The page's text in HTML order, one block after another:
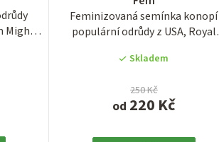
Mighty
Feminizovaná semínka konopí
populární odrůdy z USA, Royal
Skladem
od 220 Kč
250 Kč
3,9
z
hvězdiček.